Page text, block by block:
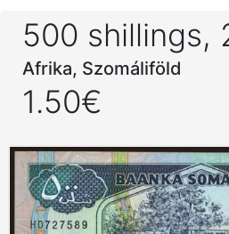
500 shillings,
Afrika, Szomáliföld
1.50€